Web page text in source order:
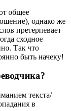
общее
однако же
претерпевает
сходное
Так что
быть начеку!
текста/
в